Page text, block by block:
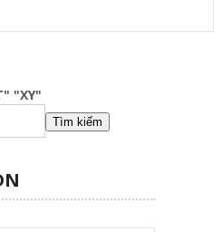
"XY"
Tìm kiếm